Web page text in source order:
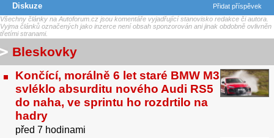
Diskuze
Přidat příspěvek
Všechny články na Autoforum.cz jsou komentáře vyjadřující stanovisko redakce či autora.
Vyjma článků označených jako inzerce není obsah sponzorován ani jinak obdobně ovlivněn
třetími stranami.
Bleskovky
Končící, morálně 6 let staré BMW M3
svléklo absurditu nového Audi RS5
do naha, ve sprintu ho rozdrtilo na
hadry
před 7 hodinami